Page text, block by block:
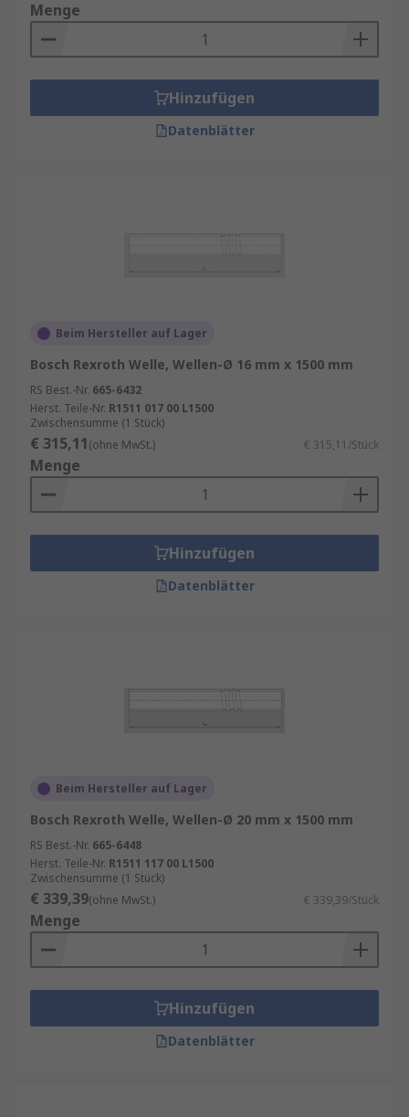
Menge
Hinzufügen
Datenblätter
Beim Hersteller auf Lager
Bosch Rexroth Welle, Wellen-Ø 16 mm x 1500 mm
RS Best.-Nr. 665-6432
Herst. Teile-Nr. R1511 017 00 L1500
Zwischensumme (1 Stück)
€ 315,11(ohne MwSt.) € 315,11/Stück
Menge
Hinzufügen
Datenblätter
Beim Hersteller auf Lager
Bosch Rexroth Welle, Wellen-Ø 20 mm x 1500 mm
RS Best.-Nr. 665-6448
Herst. Teile-Nr. R1511 117 00 L1500
Zwischensumme (1 Stück)
€ 339,39(ohne MwSt.) € 339,39/Stück
Menge
Hinzufügen
Datenblätter